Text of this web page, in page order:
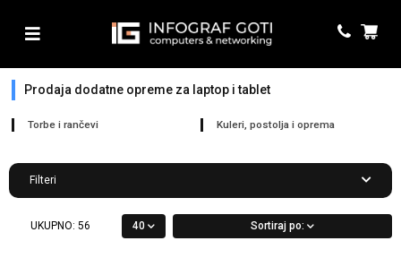
Prodaja dodatne opreme za laptop i tablet
Torbe i rančevi Kuleri, postolja i oprema
Filteri
UKUPNO: 56 40 Sortiraj po: